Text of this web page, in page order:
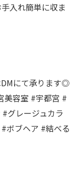
入れ簡単に収ま
DMにて承ります◎
美容室 #宇都宮 #
グレージュカラ
ボブヘア #結べる